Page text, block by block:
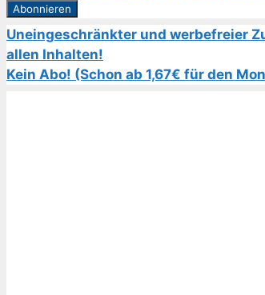
Uneingeschränkter und werbefreier
allen Inhalten!
Kein Abo! (Schon ab 1,67€ für den